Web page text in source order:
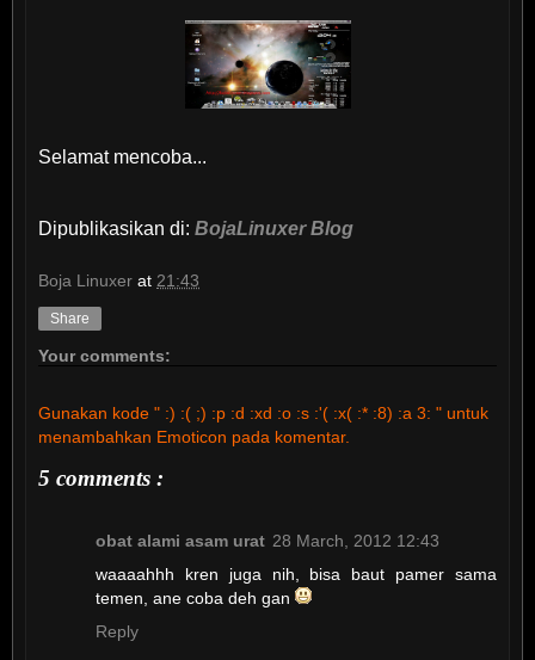
Selamat mencoba...
Dipublikasikan di:BojaLinuxer Blog
Boja Linuxer at 21:43
Share
Your comments:
Gunakan kode " :) :( ;) :p :d :xd :o :s :'( :x( :* :8) :a 3: " untuk
menambahkan Emoticon pada komentar.
5 comments :
obat alami asam urat 28 March, 2012 12:43
waaaahhh kren juga nih, bisa baut pamer sama
temen, ane coba deh gan
Reply